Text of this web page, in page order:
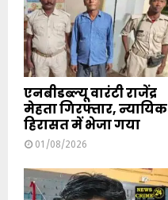
एनबीडब्ल्यू वारंटी राजेंद्र
मेहता गिरफ्तार, न्यायिक
हिरासत में भेजा गया
01/08/2026